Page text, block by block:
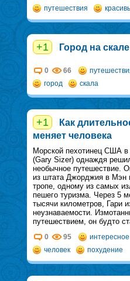
путешествия
+1 Город на скале
0 66
город
скала
+1
Как
меняет человека
Морской пехотинец США в
(Gary Sizer) однаждя
необычное путешествие.
из штата Джорджия в Мэн
тропе, одному из самых
пешего туризма. Через 5
тысячи километров, Гари
неузнаваемости.
путешествием, он будто
0 95 интересное
человек
похудение